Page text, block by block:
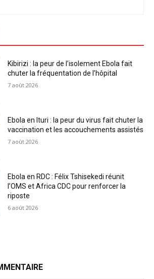
Kibirizi : la peur de l’isolement Ebola fait
chuter la fréquentation de l’hôpital
7 août 2026
Ebola en Ituri : la peur du virus fait chuter la
vaccination et les accouchements assistés
7 août 2026
Ebola en RDC : Félix Tshisekedi réunit
l’OMS et Africa CDC pour renforcer la
riposte
6 août 2026